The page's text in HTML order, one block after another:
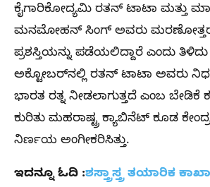
ಕೈಗಾರಿಕೋದ್ಯಮಿ ರತನ್ ಟಾಟಾ ಮತ್ತು
ಮನಮೋಹನ್ ಸಿಂಗ್ ಅವರು ಮರಣೋತ್ತರ
ಪ್ರಶಸ್ತಿಯನ್ನು ಪಡೆಯಲಿದ್ದಾರೆ ಎಂದು
ಅಕ್ಟೋಬರ್​ನಲ್ಲಿ ರತನ್​ ಟಾಟಾ ಅವರು
ಭಾರತ ರತ್ನ ನೀಡಲಾಗುತ್ತದೆ ಎಂಬ ಬೇಡಿಕೆ
ಕುರಿತು ಮಹರಾಷ್ಟ್ರ ಕ್ಯಾಬಿನೆಟ್​ ಕೂಡ
ನಿರ್ಣಯ ಅಂಗೀಕರಿಸಿತ್ತು.
ಇದನ್ನೂ ಓದಿ :ಶಸ್ತ್ರಾಸ್ತ್ರ ತಯಾರಿಕ